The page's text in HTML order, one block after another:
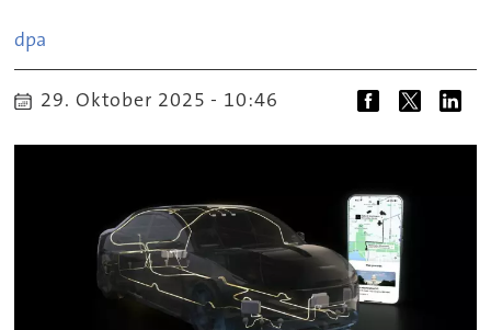
dpa
29. Oktober 2025 - 10:46